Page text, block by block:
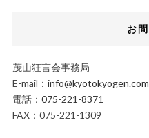
お
茂山狂言会事務局
E-mail： info@kyotokyogen.com
電話： 075-221-8371
FAX：075-221-1309